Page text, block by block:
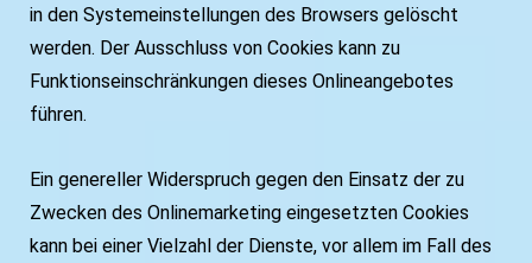
in den Systemeinstellungen des Browsers gelöscht
werden. Der Ausschluss von Cookies kann zu
Funktionseinschränkungen dieses Onlineangebotes
führen.
Ein genereller Widerspruch gegen den Einsatz der zu
Zwecken des Onlinemarketing eingesetzten Cookies
kann bei einer Vielzahl der Dienste, vor allem im Fall des